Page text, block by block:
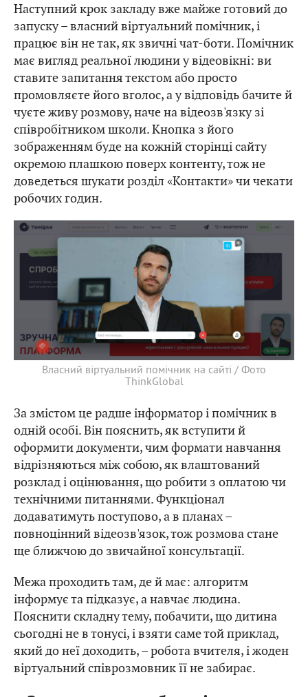
Наступний крок закладу вже майже готовий до
запуску – власний віртуальний помічник, і
працює він не так, як звичні чат-боти. Помічник
має вигляд реальної людини у відеовікні: ви
ставите запитання текстом або просто
промовляєте його вголос, а у відповідь бачите й
чуєте живу розмову, наче на відеозв'язку зі
співробітником школи. Кнопка з його
зображенням буде на кожній сторінці сайту
окремою плашкою поверх контенту, тож не
доведеться шукати розділ «Контакти» чи чекати
робочих годин.
Власний віртуальний помічник на сайті / Фото
ThinkGlobal
За змістом це радше інформатор і помічник в
одній особі. Він пояснить, як вступити й
оформити документи, чим формати навчання
відрізняються між собою, як влаштований
розклад і оцінювання, що робити з оплатою чи
технічними питаннями. Функціонал
додаватимуть поступово, а в планах –
повноцінний відеозв'язок, тож розмова стане
ще ближчою до звичайної консультації.
Межа проходить там, де й має: алгоритм
інформує та підказує, а навчає людина.
Пояснити складну тему, побачити, що дитина
сьогодні не в тонусі, і взяти саме той приклад,
який до неї доходить, – робота вчителя, і жоден
віртуальний співрозмовник її не забирає.